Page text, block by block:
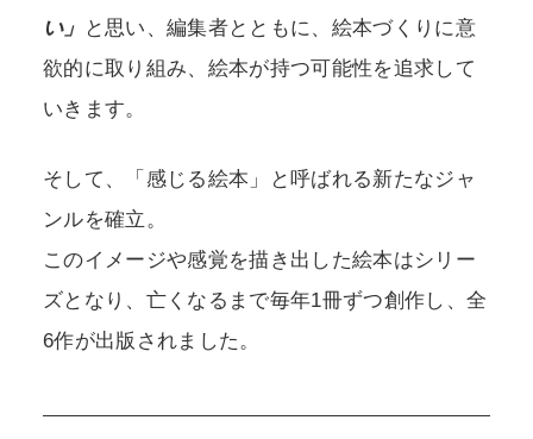
い」 と思い、編集者とともに、絵本づくりに意
欲的に取り組み、絵本が持つ可能性を追求して
いきます。
そして、「感じる絵本」と呼ばれる新たなジャ
ンルを確立。
このイメージや感覚を描き出した絵本はシリー
ズとなり、亡くなるまで毎年1冊ずつ創作し、全
6作が出版されました。